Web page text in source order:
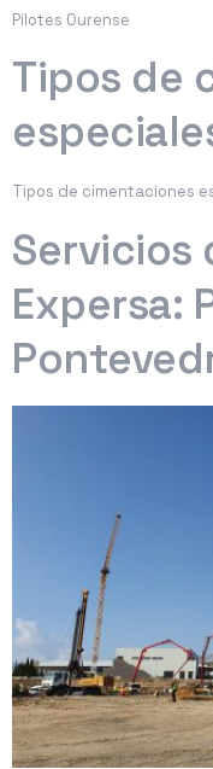
Pilotes Ourense
Tipos de
Tipos de cimentaciones
Servicios
Expersa: